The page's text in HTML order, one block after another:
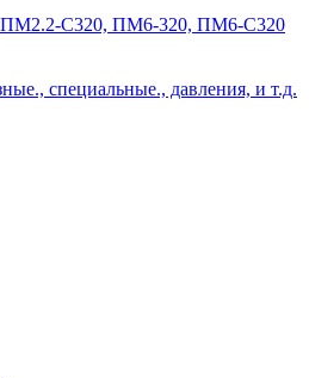
С320, ПМ6-320, ПМ6-С320
специальные., давления, и т.д.